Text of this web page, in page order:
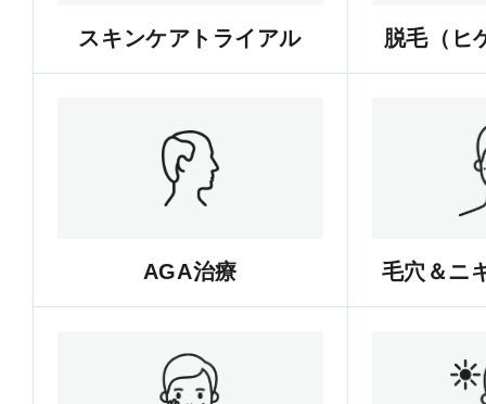
スキンケアトライアル 脱毛（ヒ
AGA治療 毛穴＆ニ